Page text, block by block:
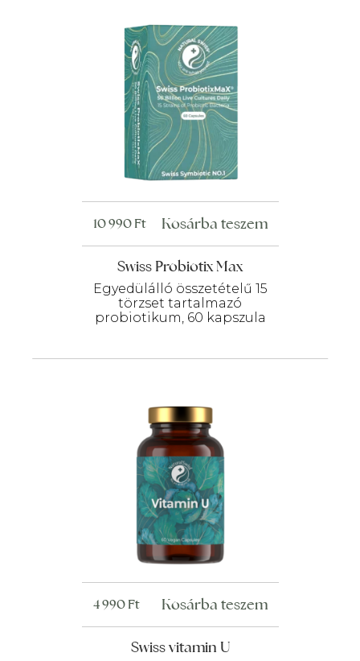
Swiss Probiotix Max
Egyedülálló összetételű 15
törzset tartalmazó
probiotikum, 60 kapszula
10 990Ft Kosárba teszem
Swiss vitamin U
4 990Ft Kosárba teszem